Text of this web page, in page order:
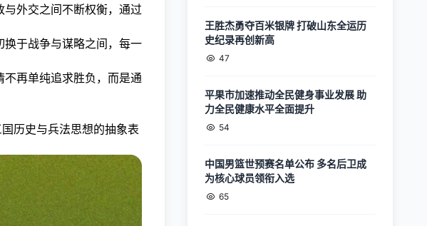
外交之间不断权衡，通过
于战争与谋略之间，每一
再单纯追求胜负，而是通
历史与兵法思想的抽象表
王胜杰勇夺百米银牌 打破山东全运历
史纪录再创新高
47
平果市加速推动全民健身事业发展 助
力全民健康水平全面提升
54
中国男篮世预赛名单公布 多名后卫成
为核心球员领衔入选
65